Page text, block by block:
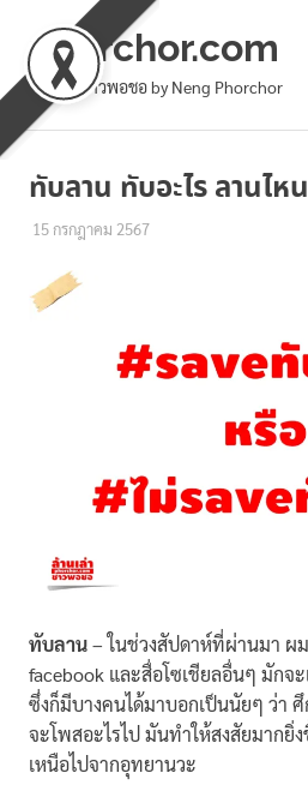
Skip
content
phorchor.com
ล้านเล่าชาวพอชอ by Neng Phorchor
ทับลาน ทับอะไร ลานไ
15 กรกฎาคม 2567เหน่ง พอชอ
ทั่วไป
ทับลาน– ในช่วงสัปดาห์ที่ผ่านมา ผ
facebook และสื่อโซเชียลอื่นๆ มักจ
ซึ่งก็มีบางคนได้มาบอกเป็นนัยๆ ว่า
จะโพสอะไรไป มันทำให้สงสัยมากยิ่
เหนือไปจากอุทยานวะ